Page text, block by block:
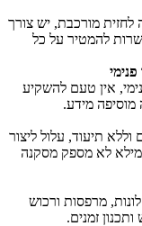
לחזית מורכבת, יש צורך
להמטיר על כל
אין טעם להשקיע
מידע.
תיעוד, עלול ליצור
לא מספק מסקנה
מרפסות ורכוש
זמנים.